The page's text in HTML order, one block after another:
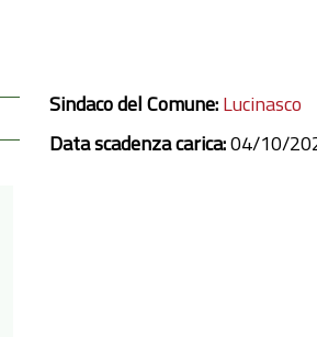
Sindaco del Comune:Lucinasco
Data scadenza carica:04/10/